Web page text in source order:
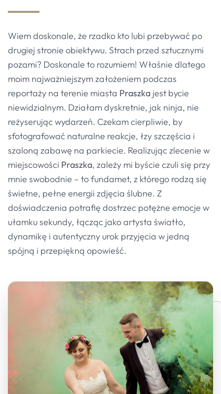
Wiem doskonale, że rzadko kto lubi przebywać po
drugiej stronie obiektywu. Strach przed sztucznymi
pozami? Doskonale to rozumiem! Właśnie dlatego
moim najważniejszym założeniem podczas
reportaży na terenie miasta Praszka jest bycie
niewidzialnym. Działam dyskretnie, jak ninja, nie
reżyserując wydarzeń. Czekam cierpliwie, by
sfotografować naturalne reakcje, łzy szczęścia i
szaloną zabawę na parkiecie. Realizując zlecenie w
miejscowości Praszka, zależy mi byście czuli się przy
mnie swobodnie – to fundamet, z którego rodzą się
świetne, pełne energii zdjęcia ślubne. Z
doświadczenia potrafię dostrzec potężne emocje w
ułamku sekundy, łącząc jako artysta światło,
dynamikę i autentyczny urok przyjęcia w jedną
spójną i przepiękną opowieść.